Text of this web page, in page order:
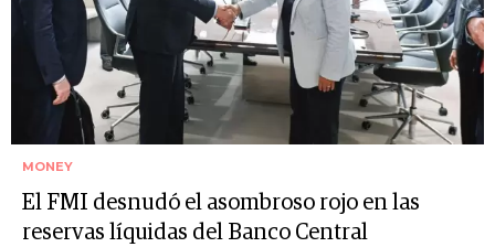
MONEY
El FMI desnudó el asombroso rojo en las
reservas líquidas del Banco Central